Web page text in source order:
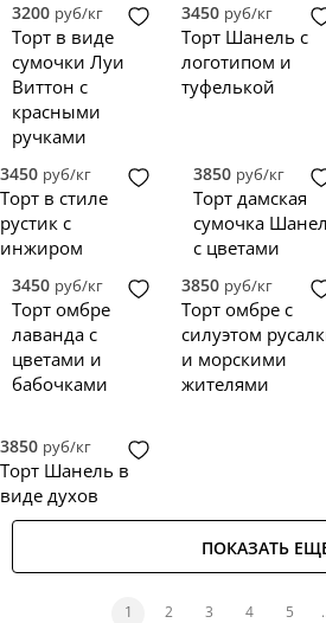
3200 руб/кг
Торт в виде
сумочки Луи
Виттон с
красными
ручками
3450 руб/кг
Торт Шанель с
логотипом и
туфелькой
3450 руб/кг
Торт в стиле
рустик с
инжиром
3850 руб/кг
Торт дамская
сумочка
с цветами
3450 руб/кг
Торт омбре
лаванда с
цветами и
бабочками
3850 руб/кг
Торт омбре с
силуэтом
и морскими
жителями
3850 руб/кг
Торт Шанель в
виде духов
ПОКАЗАТЬ
1 2 3 4 5